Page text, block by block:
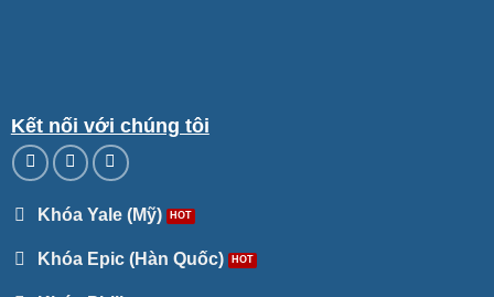
Kết nối với chúng tôi
Khóa Yale (Mỹ)
Khóa Epic (Hàn Quốc)